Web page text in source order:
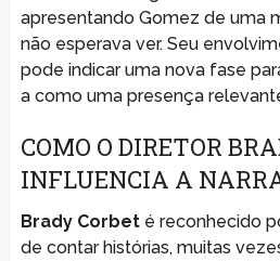
apresentando Gomez de uma
não esperava ver. Seu
pode indicar uma nova fase
a como uma presença
COMO O DIRETOR
INFLUENCIA A
Brady Corbeté reconhecido
de contar histórias, muitas